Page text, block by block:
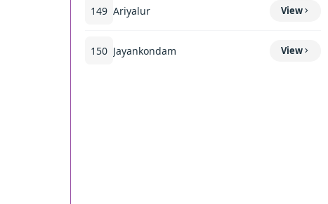
149 Ariyalur View
150 Jayankondam View